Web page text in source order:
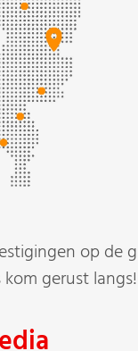
op de
gerust langs!